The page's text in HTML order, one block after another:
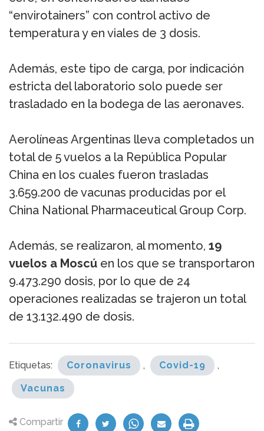
“envirotainers” con control activo de
temperatura y en viales de 3 dosis.
Además, este tipo de carga, por indicación
estricta del laboratorio solo puede ser
trasladado en la bodega de las aeronaves.
Aerolíneas Argentinas lleva completados un
total de 5 vuelos a la República Popular
China en los cuales fueron trasladas
3.659.200 de vacunas producidas por el
China National Pharmaceutical Group Corp.
Además, se realizaron, al momento, 19
vuelos a Moscú en los que se transportaron
9.473.290 dosis, por lo que de 24
operaciones realizadas se trajeron un total
de 13.132.490 de dosis.
Etiquetas: Coronavirus , Covid-19 ,
Vacunas
Compartir